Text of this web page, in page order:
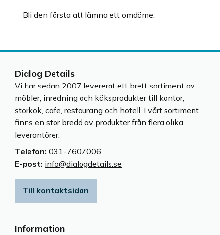
Bli den första att lämna ett omdöme.
Information
Dialog Details
Vi har sedan 2007 levererat ett brett sortiment av
möbler, inredning och köksprodukter till kontor,
storkök, cafe, restaurang och hotell. I vårt sortiment
finns en stor bredd av produkter från flera olika
leverantörer.
Telefon: 031-7607006
E-post: info@dialogdetails.se
Till kontaktsidan